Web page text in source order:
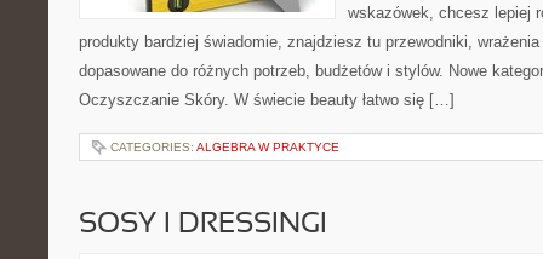
wskazówek, chcesz lepiej
produkty bardziej świadomie, znajdziesz tu przewodniki,
dopasowane do różnych potrzeb, budżetów i stylów. Nowe
Oczyszczanie Skóry. W świecie beauty łatwo się […]
CATEGORIES: ALGEBRA W PRAKTYCE
SOSY I DRESSINGI